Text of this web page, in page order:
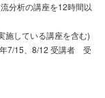
分析の講座を12時間以
施している講座を含む)
7/15、8/12 受講者 受